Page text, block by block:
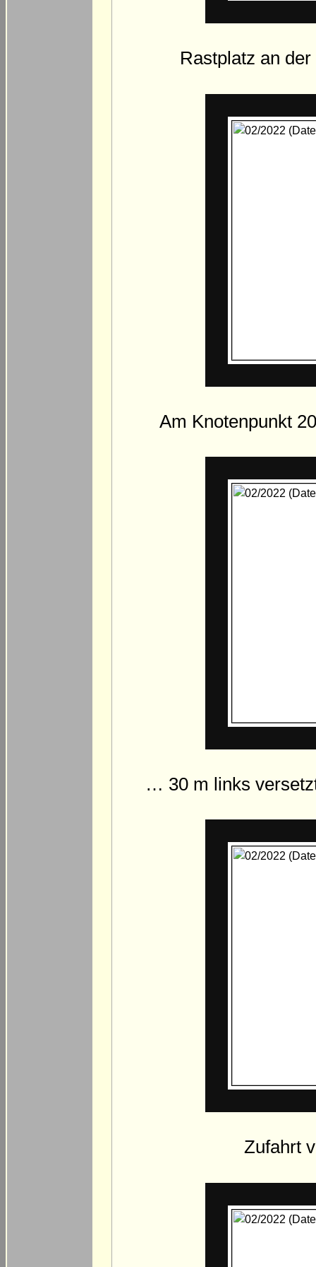
Rastplatz an
Am Knotenpunkt
… 30 m links
Zufahrt